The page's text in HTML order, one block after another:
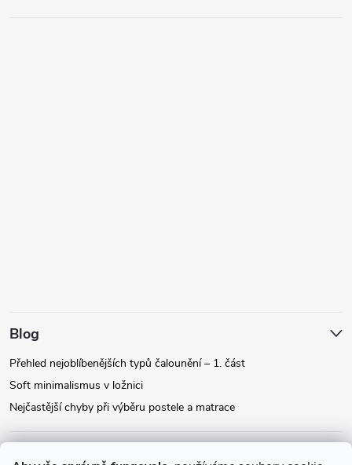
Blog
Přehled nejoblíbenějších typů čalounění – 1. část
Soft minimalismus v ložnici
Nejčastější chyby při výběru postele a matrace